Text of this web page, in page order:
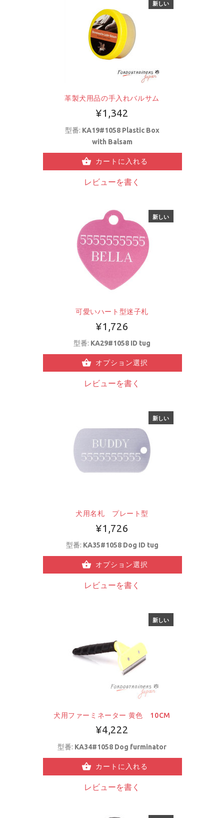
新しい
革製犬用品の手入れバルサム
¥1,342
型番: KA19#1058 Plastic Box
with Balsam
カートに入れる
レビューを書く
新しい
可愛いハート型迷子札
¥1,726
型番: KA29#1058 ID tug
オプション選択
レビューを書く
新しい
犬用名札 プレート型
¥1,726
型番: KA35#1058 Dog ID tug
オプション選択
レビューを書く
新しい
犬用ファーミネーター 黄色 10CM
¥4,222
型番: KA34#1058 Dog furminator
カートに入れる
レビューを書く